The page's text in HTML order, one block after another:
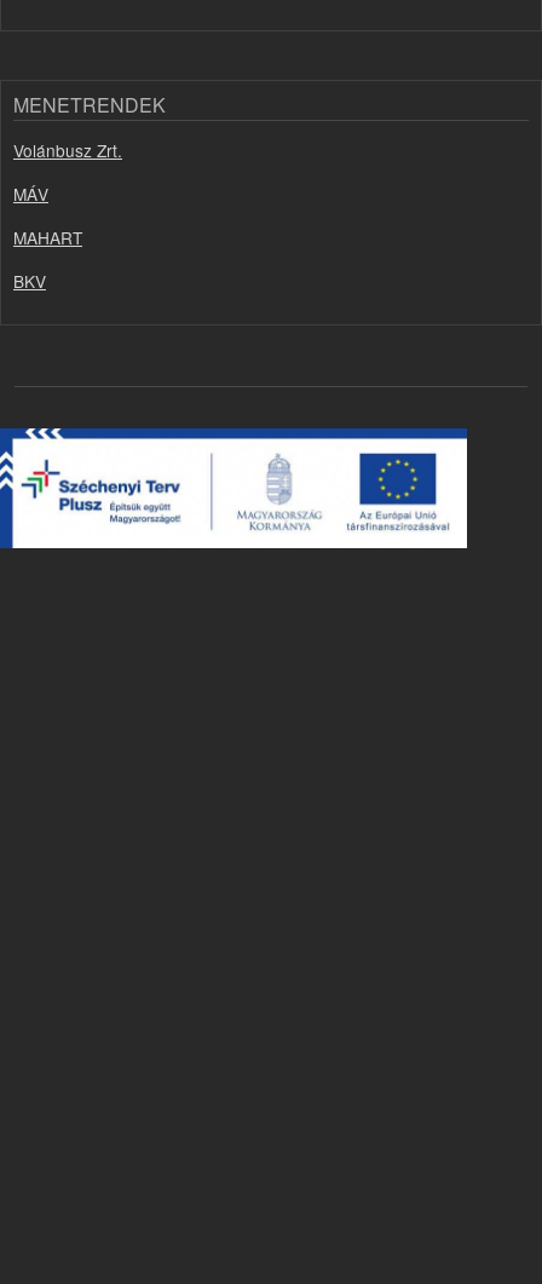
MENETRENDEK
Volánbusz Zrt.
MÁV
MAHART
BKV